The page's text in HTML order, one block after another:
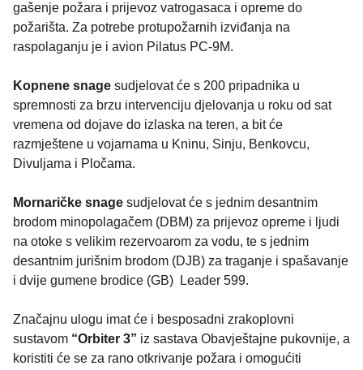
gašenje požara i prijevoz vatrogasaca i opreme do
požarišta. Za potrebe protupožarnih izviđanja na
raspolaganju je i avion Pilatus PC-9M.
Kopnene snage sudjelovat će s 200 pripadnika u
spremnosti za brzu intervenciju djelovanja u roku od sat
vremena od dojave do izlaska na teren, a bit će
razmještene u vojarnama u Kninu, Sinju, Benkovcu,
Divuljama i Pločama.
Mornaričke snage sudjelovat će s jednim desantnim
brodom minopolagačem (DBM) za prijevoz opreme i ljudi
na otoke s velikim rezervoarom za vodu, te s jednim
desantnim jurišnim brodom (DJB) za traganje i spašavanje
i dvije gumene brodice (GB) Leader 599.
Značajnu ulogu imat će i besposadni zrakoplovni
sustavom “Orbiter 3” iz sastava Obavještajne pukovnije, a
koristiti će se za rano otkrivanje požara i omogućiti